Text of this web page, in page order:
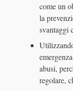
come un
la
svantaggi
abusi,
regolare,